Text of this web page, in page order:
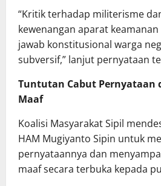
“Kritik terhadap militerisme
kewenangan aparat
jawab konstitusional warga
subversif,” lanjut pernyataan
Tuntutan Cabut Pernyataan
Maaf
Koalisi Masyarakat Sipil
HAM Mugiyanto Sipin untuk
pernyataannya dan
maaf secara terbuka kepada